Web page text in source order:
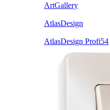
ArtGallery
AtlasDesign
AtlasDesign Profi54